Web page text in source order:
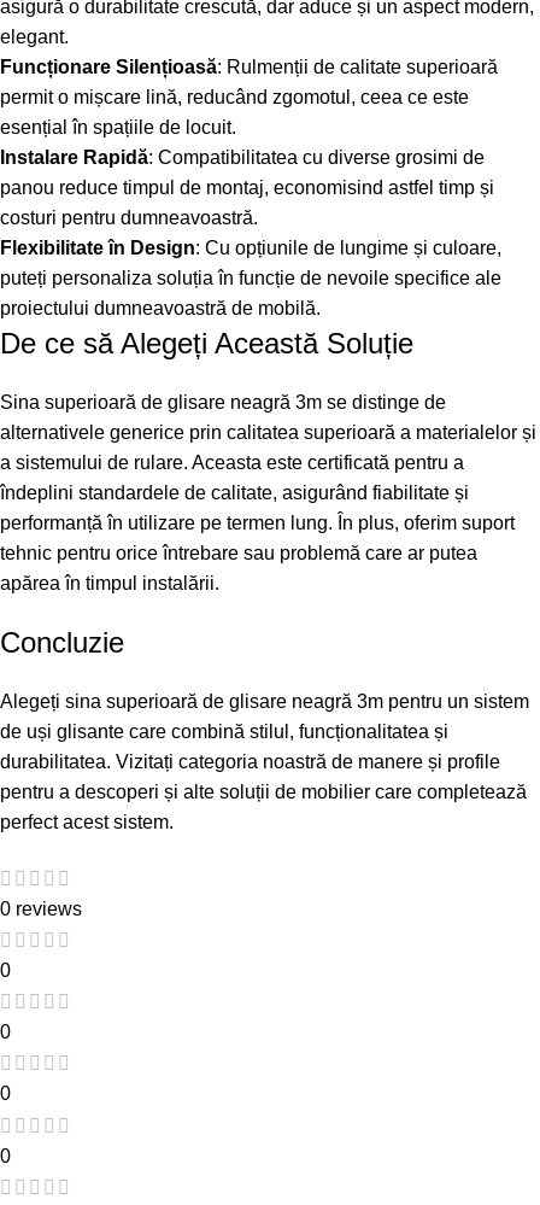
asigură o durabilitate crescută, dar aduce și un aspect modern,
elegant.
Funcționare Silențioasă: Rulmenții de calitate superioară
permit o mișcare lină, reducând zgomotul, ceea ce este
esențial în spațiile de locuit.
Instalare Rapidă: Compatibilitatea cu diverse grosimi de
panou reduce timpul de montaj, economisind astfel timp și
costuri pentru dumneavoastră.
Flexibilitate în Design: Cu opțiunile de lungime și culoare,
puteți personaliza soluția în funcție de nevoile specifice ale
proiectului dumneavoastră de mobilă.
De ce să Alegeți Această Soluție
Sina superioară de glisare neagră 3m se distinge de
alternativele generice prin calitatea superioară a materialelor și
a sistemului de rulare. Aceasta este certificată pentru a
îndeplini standardele de calitate, asigurând fiabilitate și
performanță în utilizare pe termen lung. În plus, oferim suport
tehnic pentru orice întrebare sau problemă care ar putea
apărea în timpul instalării.
Concluzie
Alegeți sina superioară de glisare neagră 3m pentru un sistem
de uși glisante care combină stilul, funcționalitatea și
durabilitatea. Vizitați categoria noastră de manere și profile
pentru a descoperi și alte soluții de mobilier care completează
perfect acest sistem.
0 reviews
0
0
0
0